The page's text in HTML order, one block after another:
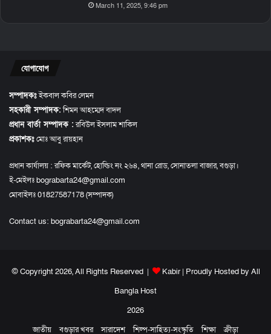
March 11, 2025, 9:46 pm
যোগাযোগ
সম্পাদকঃইকবাল কবির লেমন
সহকারী সম্পাদক:শিমন আহম্মেদ বাদল
প্রধান বার্তা সম্পাদক :রবিউল ইসলাম শাকিল
প্রকাশকঃমোঃ আবু রায়হান
প্রধান কার্যালয় : রফিক মার্কেট, হোল্ডিং নং ২৬৪, থানা রোড, সোনাতলা বাজার, বগুড়া।
ই-মেইলঃ bograbarta24@gmail.com
মোবাইলঃ 01827587178 (সম্পাদক)
Contact us: bograbarta24@gmail.com
© Copyright 2026, All Rights Reserved | Kabir| Proudly Hosted by All
Bangla Host
2026
জাতীয়
বগুড়ার খবর সারাদেশ শিল্প-সাহিত্য-সংস্কৃতি শিক্ষা ক্রীড়া